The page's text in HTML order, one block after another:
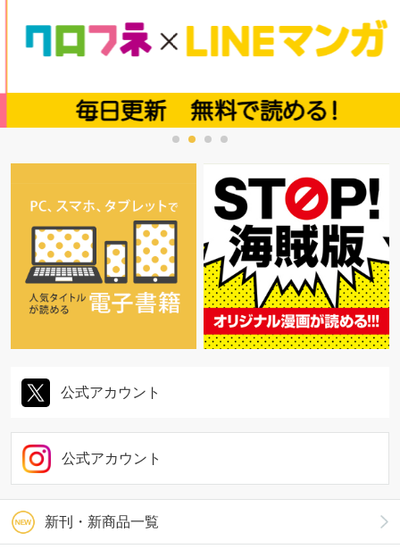
新刊・新商品一覧
公式アカウント
公式アカウント